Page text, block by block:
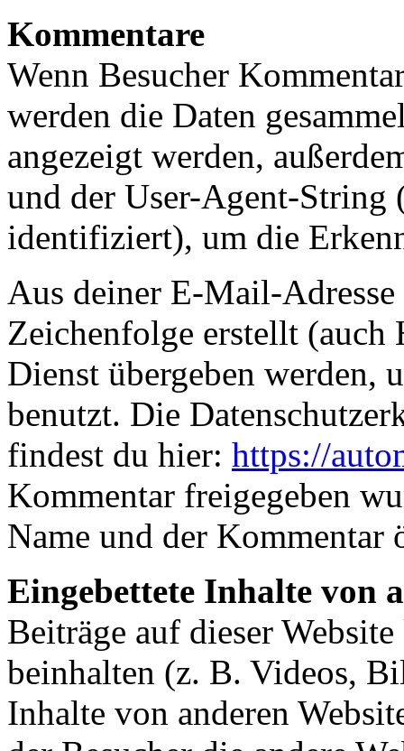
Kommentare
Wenn Besucher
werden die Daten
angezeigt werden,
und der User-Agent-
identifiziert), um die
Aus deiner E-Mail-
Zeichenfolge erstellt (auch
Dienst übergeben werden,
benutzt. Die
findest du hier: https://
Kommentar freigegeben
Name und der Kommentar
Eingebettete Inhalte von
Beiträge auf dieser
beinhalten (z. B. Videos,
Inhalte von anderen